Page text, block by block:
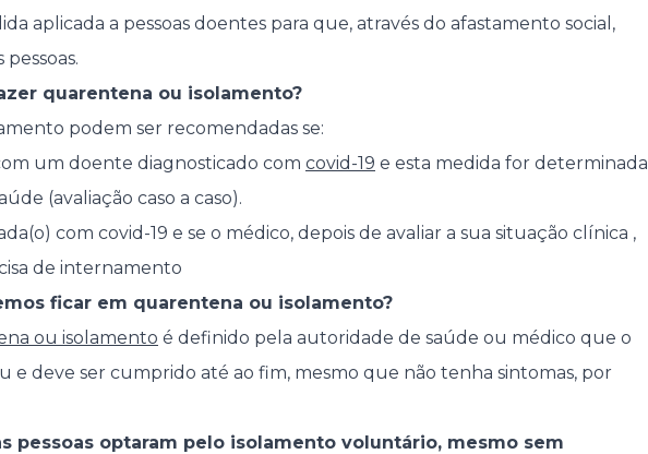
aplicada a pessoas doentes para que, através do afastamento social,
quarentena ou isolamento?
podem ser recomendadas se:
um doente diagnosticado com covid-19 e esta medida for determinada
(avaliação caso a caso).
com covid-19 e se o médico, depois de avaliar a sua situação clínica ,
de internamento
ficar em quarentena ou isolamento?
ou isolamento é definido pela autoridade de saúde ou médico que o
e deve ser cumprido até ao fim, mesmo que não tenha sintomas, por
pessoas optaram pelo isolamento voluntário, mesmo sem